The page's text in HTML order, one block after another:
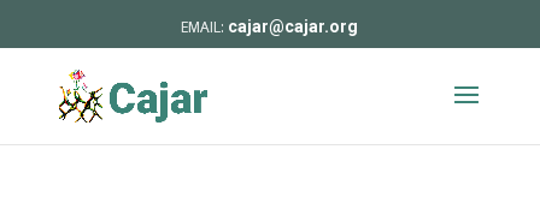
cajar@cajar.org